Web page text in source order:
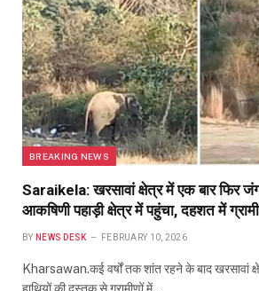
BREAKING NEWS
Saraikela: खरसावां क्षेत्र में एक बार फिर
आकषिणी पहाड़ी क्षेत्र में पहुंचा, दहशत में
BY NEWS DESK FEBRUARY 10, 2026
Kharsawan.कई वर्षों तक शांत रहने के बाद खरसावां
हाथियों की दस्तक से ग्रामीणों में…